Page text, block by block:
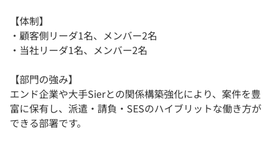
【体制】
・顧客側リーダ1名、メンバー2名
・当社リーダ1名、メンバー2名
【部門の強み】
エンド企業や大手Sierとの関係構築強化により、案件を豊
富に保有し、派遣・請負・SESのハイブリットな働き方が
できる部署です。